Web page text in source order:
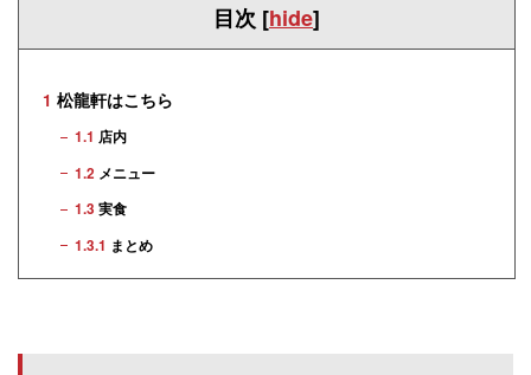
目次 [hide]
1 松龍軒はこちら
1.1 店内
1.2 メニュー
1.3 実食
1.3.1 まとめ